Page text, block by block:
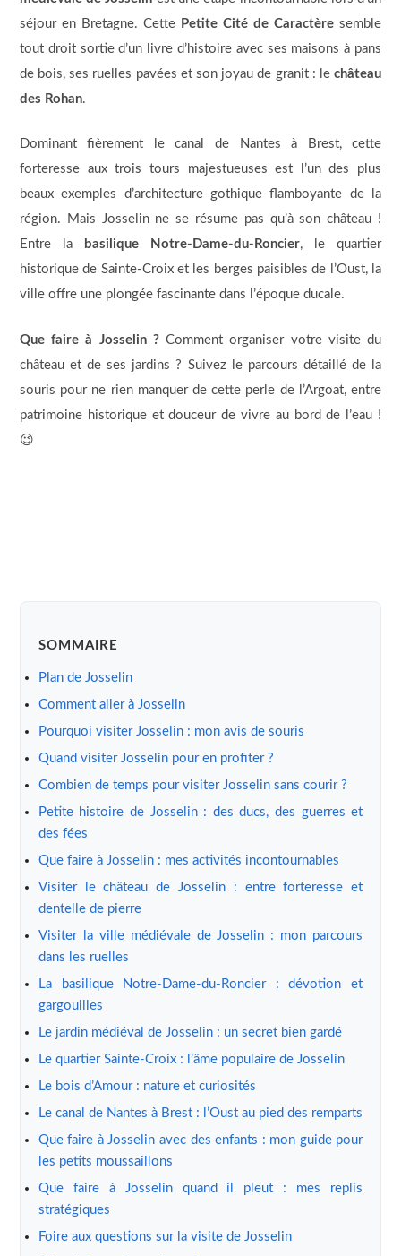
séjour en Bretagne. Cette Petite Cité de Caractère semble
tout droit sortie d’un livre d’histoire avec ses maisons à pans
de bois, ses ruelles pavées et son joyau de granit : lechâteau
des Rohan.
Dominant fièrement le canal de Nantes à Brest, cette
forteresse aux trois tours majestueuses est l’un des plus
beaux exemples d’architecture gothique flamboyante de la
région. Mais Josselin ne se résume pas qu’à son château !
Entre la
basilique Notre-Dame-du-Roncier, le quartier
historique de Sainte-Croix et les berges paisibles de l’Oust, la
ville offre une plongée fascinante dans l’époque ducale.
Que faire à Josselin ?Comment organiser votre visite du
château et de ses jardins ? Suivez le parcours détaillé de la
souris pour ne rien manquer de cette perle de l’Argoat, entre
patrimoine historique et douceur de vivre au bord de l’eau !
😉
SOMMAIRE
Plan de Josselin
Comment aller à Josselin
Pourquoi visiter Josselin : mon avis de souris
Quand visiter Josselin pour en profiter ?
Combien de temps pour visiter Josselin sans courir ?
Petite histoire de Josselin : des ducs, des guerres et
des fées
Que faire à Josselin : mes activités incontournables
Visiter le château de Josselin : entre forteresse et
dentelle de pierre
Visiter la ville médiévale de Josselin : mon parcours
dans les ruelles
La basilique Notre-Dame-du-Roncier : dévotion et
gargouilles
Le jardin médiéval de Josselin : un secret bien gardé
Le quartier Sainte-Croix : l’âme populaire de Josselin
Le bois d’Amour : nature et curiosités
Le canal de Nantes à Brest : l’Oust au pied des remparts
Que faire à Josselin avec des enfants : mon guide pour
les petits moussaillons
Que faire à Josselin quand il pleut : mes replis
stratégiques
Foire aux questions sur la visite de Josselin